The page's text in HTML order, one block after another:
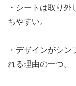
・シートは取り
ちやすい。
・デザインがシ
れる理由の一つ。